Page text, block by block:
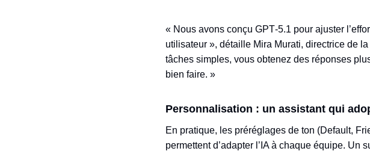
« Nous avons conçu GPT‑5.1 pour ajuster
utilisateur », détaille Mira Murati, directrice de
tâches simples, vous obtenez des réponses
bien faire. »
Personnalisation : un assistant qui
En pratique, les préréglages de ton (Default,
permettent d’adapter l’IA à chaque équipe.